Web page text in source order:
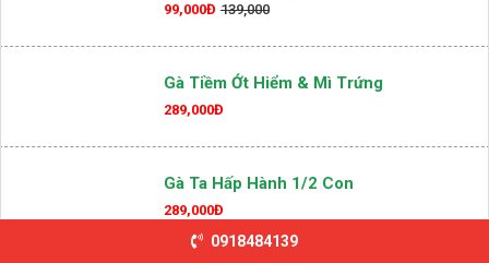
99,000Đ 139,000
Gà Tiềm Ớt Hiểm & Mì Trứng
289,000Đ
Gà Ta Hấp Hành 1/2 Con
289,000Đ
0918484139